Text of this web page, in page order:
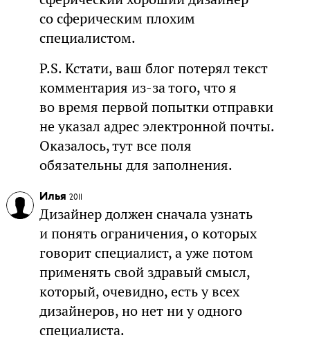
со сферическим плохим
специалистом.
P.S. Кстати, ваш блог потерял текст
комментария из-за того, что я
во время первой попытки отправки
не указал адрес электронной почты.
Оказалось, тут все поля
обязательны для заполнения.
Илья 2011
Дизайнер должен сначала узнать
и понять ограничения, о которых
говорит специалист, а уже потом
применять свой здравый смысл,
который, очевидно, есть у всех
дизайнеров, но нет ни у одного
специалиста.